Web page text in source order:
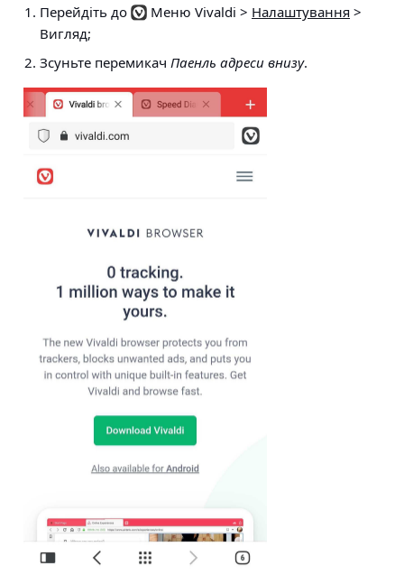
Перейдіть до Меню Vivaldi > Налаштування >
Вигляд;
Зсуньте перемикач Паенль адреси внизу.